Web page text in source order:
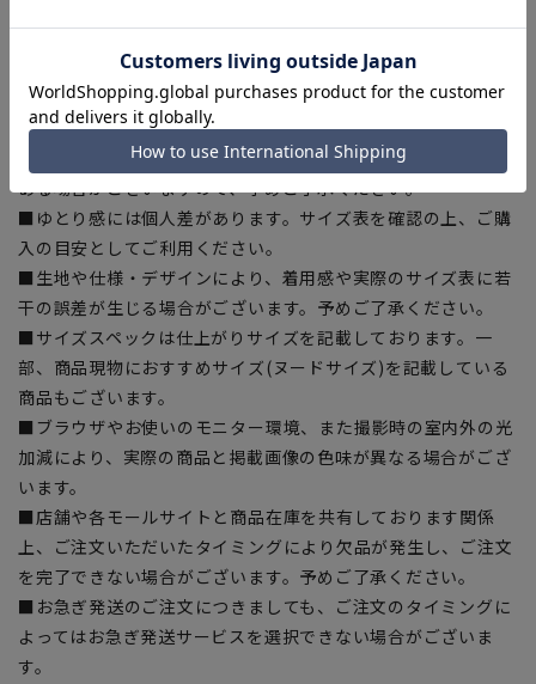
【シルエット】《細め(スリム)》 (当社比)
【商品に関するご注意】
■商品画像はサンプルのため、色味やサイズ等の仕様に変更が
ある場合がございますので、予めご了承ください。
■ゆとり感には個人差があります。サイズ表を確認の上、ご購
入の目安としてご利用ください。
■生地や仕様・デザインにより、着用感や実際のサイズ表に若
干の誤差が生じる場合がございます。予めご了承ください。
■サイズスペックは仕上がりサイズを記載しております。一
部、商品現物におすすめサイズ(ヌードサイズ)を記載している
商品もございます。
■ブラウザやお使いのモニター環境、また撮影時の室内外の光
加減により、実際の商品と掲載画像の色味が異なる場合がござ
います。
■店舗や各モールサイトと商品在庫を共有しております関係
上、ご注文いただいたタイミングにより欠品が発生し、ご注文
を完了できない場合がございます。予めご了承ください。
■お急ぎ発送のご注文につきましても、ご注文のタイミングに
よってはお急ぎ発送サービスを選択できない場合がございま
す。